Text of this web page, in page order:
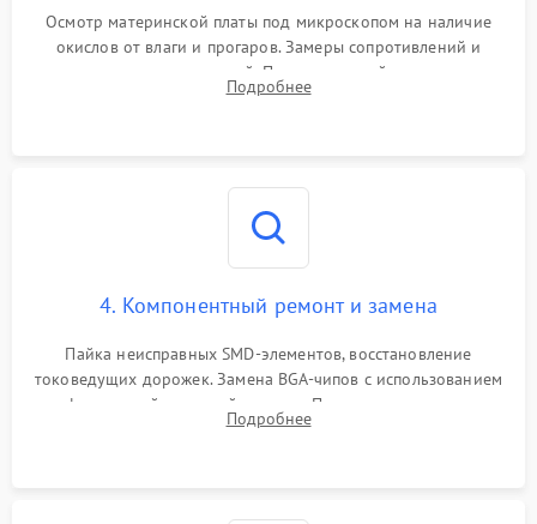
Осмотр материнской платы под микроскопом на наличие
окислов от влаги и прогаров. Замеры сопротивлений и
дежурных напряжений. Проверка цепей питания,
мультиконтроллера, процессора и видеочипа.
Подробнее
4. Компонентный ремонт и замена
Пайка неисправных SMD-элементов, восстановление
токоведущих дорожек. Замена BGA-чипов с использованием
инфракрасной паяльной станции. Прошивка микросхемы
BIOS или замена поврежденных портов USB
Подробнее